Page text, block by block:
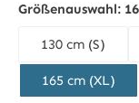
Größenauswahl:
130 cm (S)
165 cm (XL)